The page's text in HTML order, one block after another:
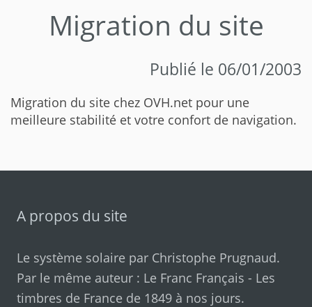
Migration du site
Publié le 06/01/2003
Migration du site chez OVH.net pour une
meilleure stabilité et votre confort de navigation.
A propos du site
Le système solaire par Christophe Prugnaud.
Par le même auteur : Le Franc Français - Les
timbres de France de 1849 à nos jours.